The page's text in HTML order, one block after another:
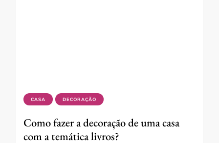
CASA DECORAÇÃO
Como fazer a decoração de uma casa
com a temática livros?